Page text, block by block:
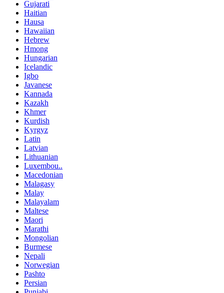
Gujarati
Haitian
Hausa
Hawaiian
Hebrew
Hmong
Hungarian
Icelandic
Igbo
Javanese
Kannada
Kazakh
Khmer
Kurdish
Kyrgyz
Latin
Latvian
Lithuanian
Luxembou..
Macedonian
Malagasy
Malay
Malayalam
Maltese
Maori
Marathi
Mongolian
Burmese
Nepali
Norwegian
Pashto
Persian